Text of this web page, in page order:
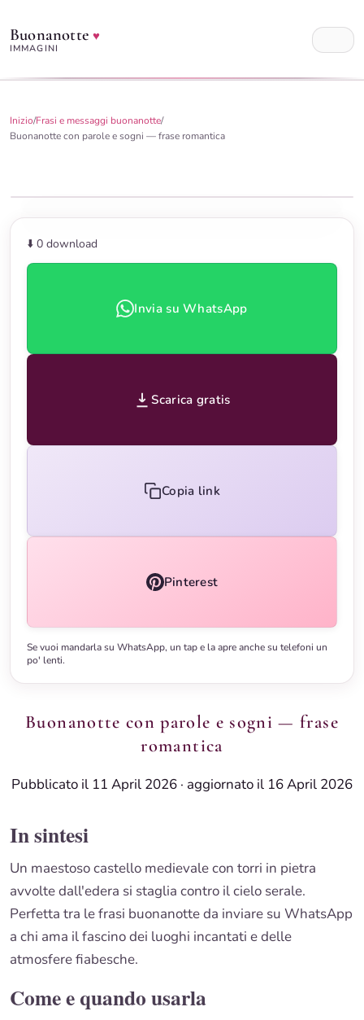
Buonanotte♥
IMMAGINI
Inizio/Frasi e messaggi buonanotte/
Buonanotte con parole e sogni — frase romantica
⬇️ 0 download
Invia su WhatsApp
Scarica gratis
Copia link
Pinterest
Se vuoi mandarla su WhatsApp, un tap e la apre anche su telefoni un
po' lenti.
Buonanotte con parole e sogni — frase
romantica
Pubblicato il 11 April 2026 · aggiornato il 16 April 2026
In sintesi
Un maestoso castello medievale con torri in pietra
avvolte dall'edera si staglia contro il cielo serale.
Perfetta tra le frasi buonanotte da inviare su WhatsApp
a chi ama il fascino dei luoghi incantati e delle
atmosfere fiabesche.
Come e quando usarla